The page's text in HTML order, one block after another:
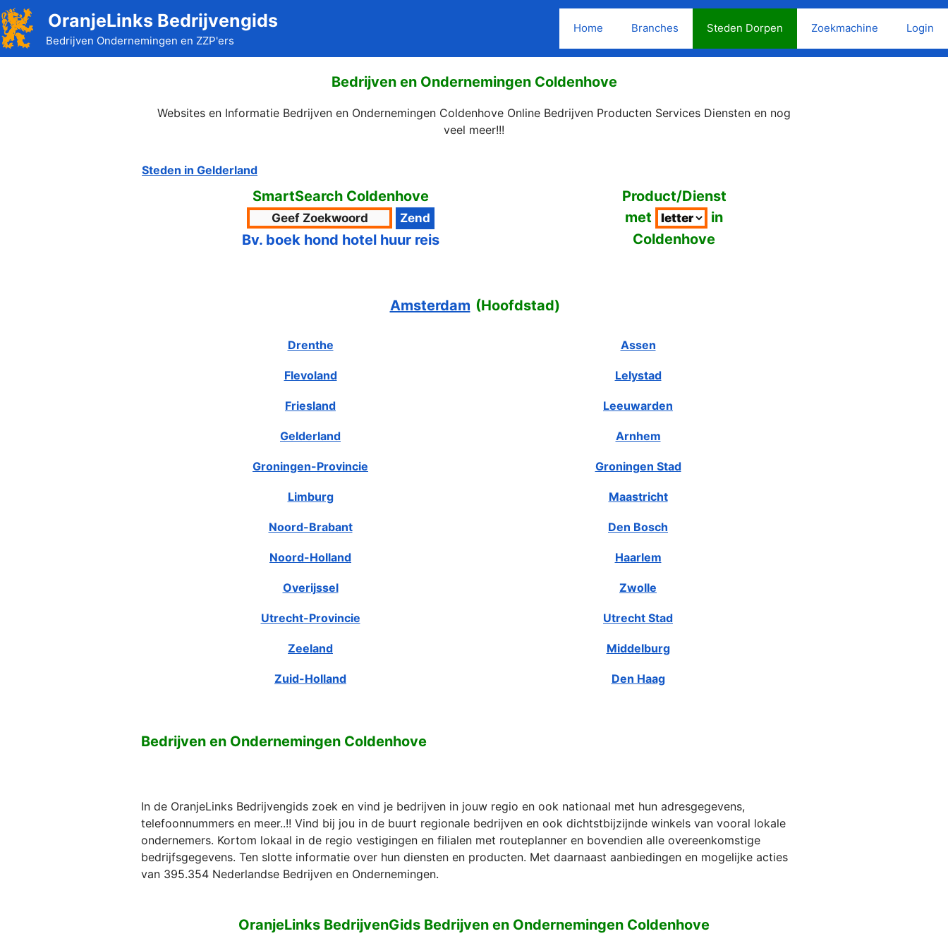
Ga
naar
de
inhoud
OranjeLinks Bedrijvengids
Bedrijven Ondernemingen en ZZP'ers
Home Branches Steden Dorpen Zoekmachine Login
Bedrijven en Ondernemingen Coldenhove
Websites en Informatie Bedrijven en Ondernemingen Coldenhove Online Bedrijven Producten Services Diensten en nog
veel meer!!!
Steden in Gelderland
SmartSearch Coldenhove
Bv. boek hond hotel huur reis
Product/Dienst
met
in
Coldenhove
Amsterdam (Hoofdstad)
Drenthe Assen
Flevoland Lelystad
Friesland Leeuwarden
Gelderland Arnhem
Groningen-Provincie Groningen Stad
Limburg Maastricht
Noord-Brabant Den Bosch
Noord-Holland Haarlem
Overijssel Zwolle
Utrecht-Provincie Utrecht Stad
Zeeland Middelburg
Zuid-Holland Den Haag
Bedrijven en Ondernemingen Coldenhove
In de OranjeLinks Bedrijvengids zoek en vind je bedrijven in jouw regio en ook nationaal met hun adresgegevens,
telefoonnummers en meer..!! Vind bij jou in de buurt regionale bedrijven en ook dichtstbijzijnde winkels van vooral lokale
ondernemers. Kortom lokaal in de regio vestigingen en filialen met routeplanner en bovendien alle overeenkomstige
bedrijfsgegevens. Ten slotte informatie over hun diensten en producten. Met daarnaast aanbiedingen en mogelijke acties
van 395.354 Nederlandse Bedrijven en Ondernemingen.
OranjeLinks BedrijvenGids Bedrijven en Ondernemingen Coldenhove